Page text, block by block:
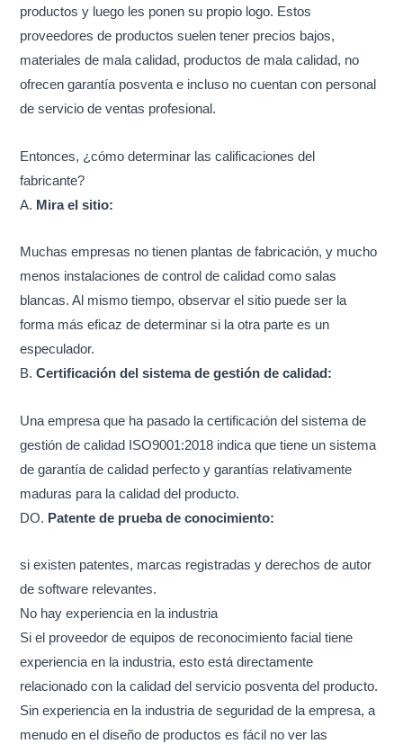
productos y luego les ponen su propio logo. Estos
proveedores de productos suelen tener precios bajos,
materiales de mala calidad, productos de mala calidad, no
ofrecen garantía posventa e incluso no cuentan con personal
de servicio de ventas profesional.
Entonces, ¿cómo determinar las calificaciones del
fabricante?
A. Mira el sitio:
Muchas empresas no tienen plantas de fabricación, y mucho
menos instalaciones de control de calidad como salas
blancas. Al mismo tiempo, observar el sitio puede ser la
forma más eficaz de determinar si la otra parte es un
especulador.
B.Certificación del sistema de gestión de calidad:
Una empresa que ha pasado la certificación del sistema de
gestión de calidad ISO9001:2018 indica que tiene un sistema
de garantía de calidad perfecto y garantías relativamente
maduras para la calidad del producto.
DO. Patente de prueba de conocimiento:
si existen patentes, marcas registradas y derechos de autor
de software relevantes.
No hay experiencia en la industria
Si el proveedor de equipos de reconocimiento facial tiene
experiencia en la industria, esto está directamente
relacionado con la calidad del servicio posventa del producto.
Sin experiencia en la industria de seguridad de la empresa, a
menudo en el diseño de productos es fácil no ver las